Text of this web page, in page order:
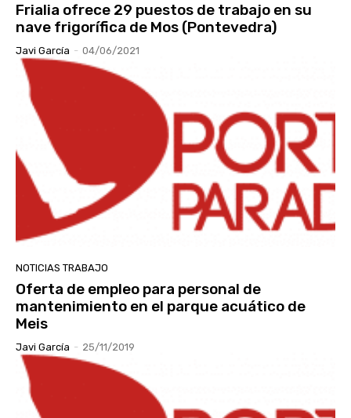
Frialia ofrece 29 puestos de trabajo en su
nave frigorífica de Mos (Pontevedra)
Javi García - 04/06/2021
NOTICIAS TRABAJO
Oferta de empleo para personal de
mantenimiento en el parque acuático de
Meis
Javi García - 25/11/2019